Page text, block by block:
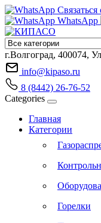
WhatsApp
г.Волгоград, 400074,
info@kipaso.ru
8 (8442) 26-76-52
Categories
Главная
Категории
Горелки